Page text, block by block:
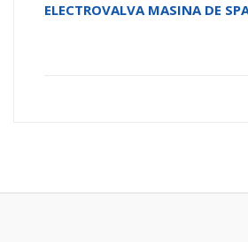
ELECTROVALVA MASINA DE